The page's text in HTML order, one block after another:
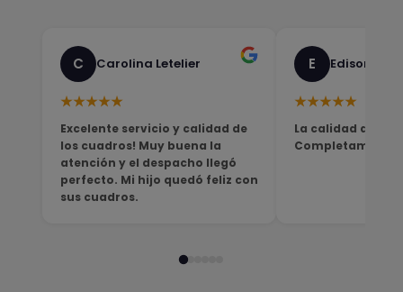
C Carolina Letelier
★★★★★
Excelente servicio y calidad de
los cuadros! Muy buena la
atención y el despacho llegó
perfecto. Mi hijo quedó feliz con
sus cuadros.
E Edison
★★★★★
La calidad del
Completamente